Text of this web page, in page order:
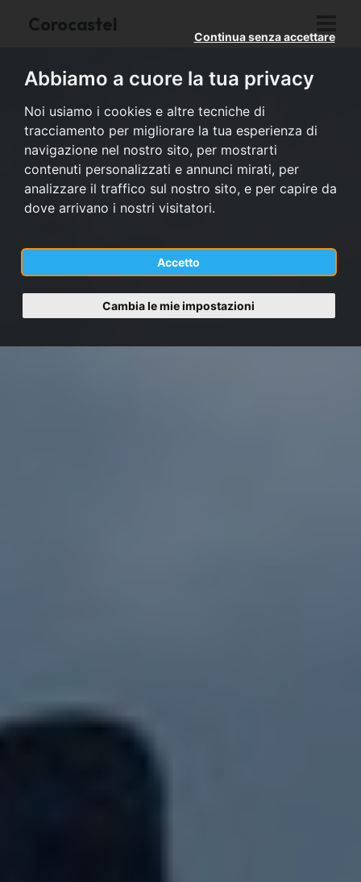
Abbiamo a cuore la tua privacy
Noi usiamo i cookies e altre tecniche di
tracciamento per migliorare la tua esperienza di
navigazione nel nostro sito, per mostrarti
contenuti personalizzati e annunci mirati, per
analizzare il traffico sul nostro sito, e per capire da
dove arrivano i nostri visitatori.
Accetto
Continua senza accettare
Cambia le mie impostazioni
Corocastel